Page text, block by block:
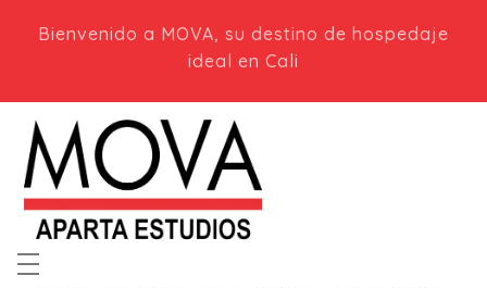
Bienvenido a MOVA, su destino de hospedaje
ideal en Cali
Mova Aparta Estudios en Cali
Apartaestudios modernos en Cali, Colombia. ¡Tu hogar lejos de casa!